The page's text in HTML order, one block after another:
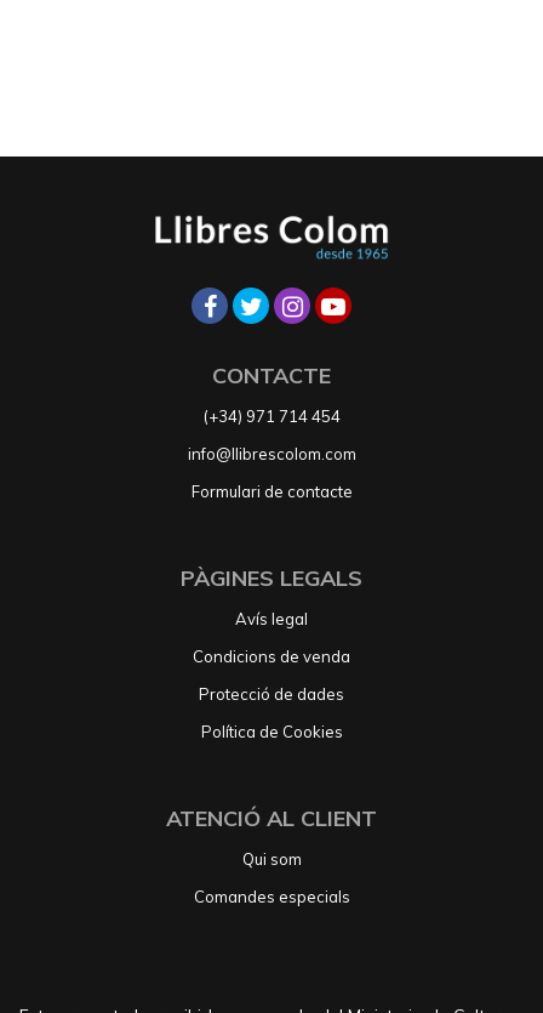
CONTACTE
(+34) 971 714 454
info@llibrescolom.com
Formulari de contacte
PÀGINES LEGALS
Avís legal
Condicions de venda
Protecció de dades
Política de Cookies
ATENCIÓ AL CLIENT
Qui som
Comandes especials